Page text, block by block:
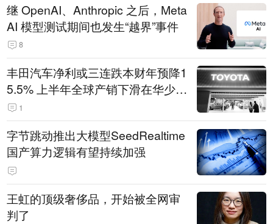
继 OpenAI、Anthropic 之后，Meta
AI 模型测试期间也发生“越界”事件
8
丰田汽车净利或三连跌本财年预降1
5.5% 上半年全球产销下滑在华少卖
14.3万辆
1
字节跳动推出大模型SeedRealtime
国产算力逻辑有望持续加强
王虹的顶级奢侈品，开始被全网审
判了